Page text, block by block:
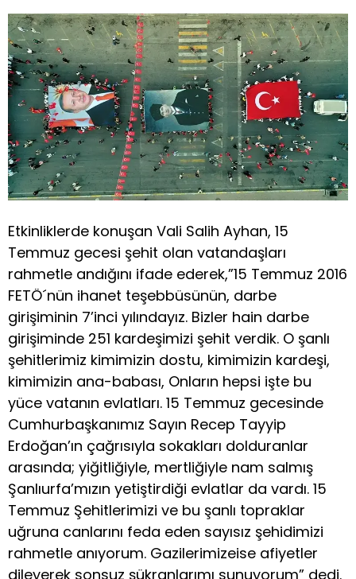
Etkinliklerde konuşan Vali Salih Ayhan, 15
Temmuz gecesi şehit olan vatandaşları
rahmetle andığını ifade ederek,”15 Temmuz 2016
FETÖ´nün ihanet teşebbüsünün, darbe
girişiminin 7’inci yılındayız. Bizler hain darbe
girişiminde 251 kardeşimizi şehit verdik. O şanlı
şehitlerimiz kimimizin dostu, kimimizin kardeşi,
kimimizin ana-babası, Onların hepsi işte bu
yüce vatanın evlatları. 15 Temmuz gecesinde
Cumhurbaşkanımız Sayın Recep Tayyip
Erdoğan’ın çağrısıyla sokakları dolduranlar
arasında; yiğitliğiyle, mertliğiyle nam salmış
Şanlıurfa’mızın yetiştirdiği evlatlar da vardı. 15
Temmuz Şehitlerimizi ve bu şanlı topraklar
uğruna canlarını feda eden sayısız şehidimizi
rahmetle anıyorum. Gazilerimizeise afiyetler
dileyerek sonsuz şükranlarımı sunuyorum” dedi.